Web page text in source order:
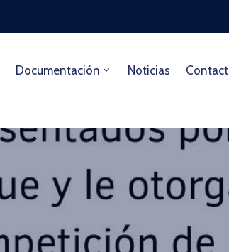
Documentación Noticias